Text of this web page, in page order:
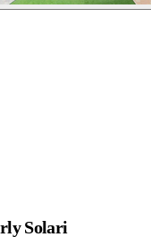
Solari